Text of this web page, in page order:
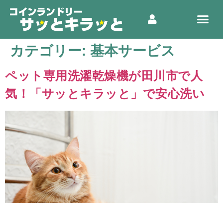
カテゴリー: 基本サービス
ペット専用洗濯乾燥機が田川市で人
気！「サッとキラッと」で安心洗い